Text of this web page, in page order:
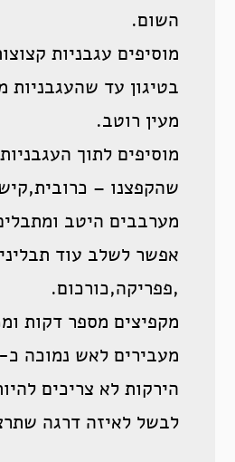
השום.
מוסיפים עגבניות
בטיגון עד שהעגבניות
מעין רוטב.
מוסיפים לתוך
שהקפצנו –
מערבבים היטב
אפשר לשלב עוד
,פפריקה,כורכום.
מקפיצים מספר דקות
מעבירים לאש נמוכה כ- 5-7
הירקות לא צריכים
לבשל לאיזה דרגה